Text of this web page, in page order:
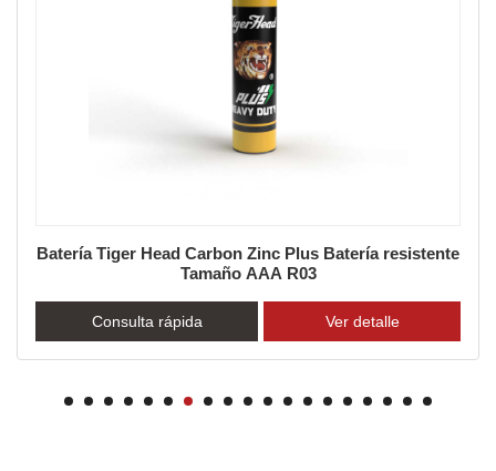
Batería Tiger Head Carbon Zinc Plus Batería resistente
Tamaño AAA R03
Consulta rápida Ver detalle